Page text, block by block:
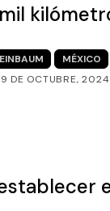
MÉXICO
9 DE OCTUBRE, 2024